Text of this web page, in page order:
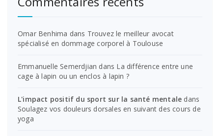
Omar Benhima dans Trouvez le meilleur avocat
spécialisé en dommage corporel à Toulouse
Emmanuelle Semerdjian dans La différence entre une
cage à lapin ou un enclos à lapin ?
L'impact positif du sport sur la santé mentale dans
Soulagez vos douleurs dorsales en suivant des cours de
yoga